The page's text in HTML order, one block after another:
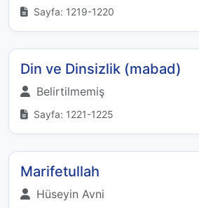
Sayfa: 1219-1220
Din ve Dinsizlik (mabad)
Belirtilmemiş
Sayfa: 1221-1225
Marifetullah
Hüseyin Avni